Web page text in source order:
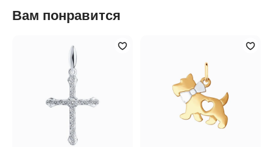
Вам понравится